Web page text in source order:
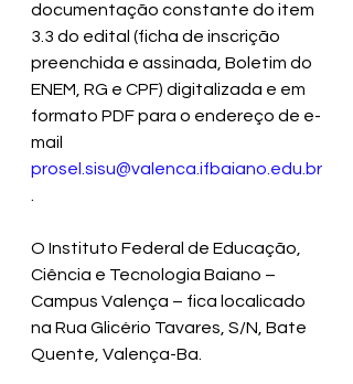
documentação constante do item
3.3 do edital (ficha de inscrição
preenchida e assinada, Boletim do
ENEM, RG e CPF) digitalizada e em
formato PDF para o endereço de e-
mail
prosel.sisu@valenca.ifbaiano.edu.br
O Instituto Federal de Educação,
Ciência e Tecnologia Baiano –
Campus Valença – fica localicado
na Rua Glicério Tavares, S/N, Bate
Quente, Valença-Ba.